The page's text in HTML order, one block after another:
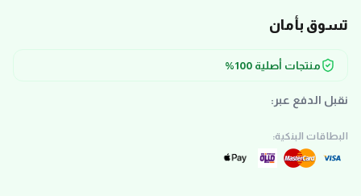
تسوق بأمان
منتجات أصلية 100%
نقبل الدفع عبر:
البطاقات البنكية: